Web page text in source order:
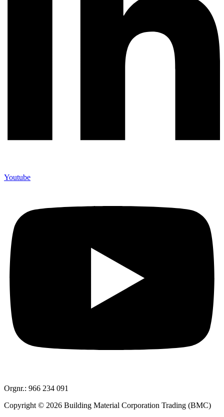
Youtube
Orgnr.: 966 234 091
Copyright © 2026 Building Material Corporation Trading (BMC)